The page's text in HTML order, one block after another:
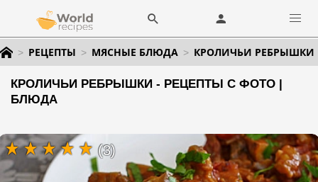
РЕЦЕПТЫ МЯСНЫЕ БЛЮДА КРОЛИЧЬИ РЕБРЫШКИ
КРОЛИЧЬИ РЕБРЫШКИ - РЕЦЕПТЫ С ФОТО |
БЛЮДА
(3)